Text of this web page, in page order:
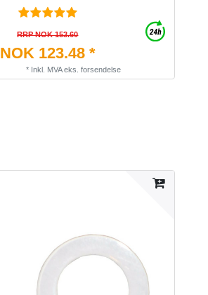
RRP NOK 153.60
NOK 123.48 *
* Inkl. MVAeks. forsendelse